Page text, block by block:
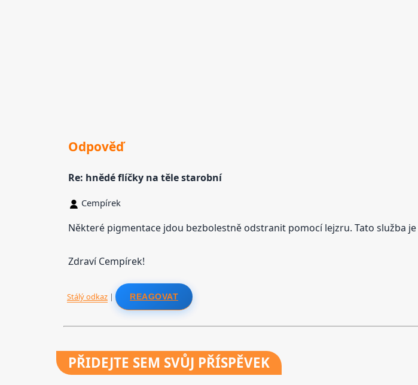
Odpověď
Re: hnědé flíčky na těle starobní
Cempírek
Některé pigmentace jdou bezbolestně odstranit pomocí lejzru. Tato služba
Zdraví Cempírek!
Stálý odkaz | REAGOVAT
PŘIDEJTE SEM SVŮJ PŘÍSPĚVEK